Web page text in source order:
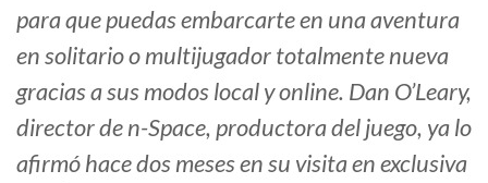
para que puedas embarcarte en una aventura
en solitario o multijugador totalmente nueva
gracias a sus modos local y online. Dan O’Leary,
director de n-Space, productora del juego, ya lo
afirmó hace dos meses en su visita en exclusiva